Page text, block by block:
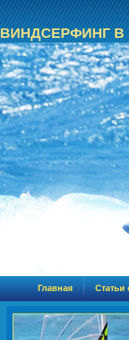
ВИНДСЕРФИНГ В
Главная Статьи